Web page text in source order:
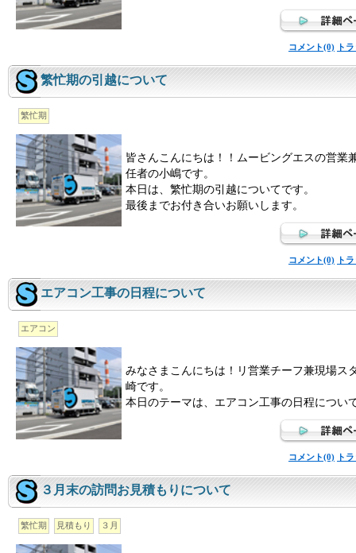
コメント(0) ト
繁忙期の引越について
繁忙期
皆さんこんにちは！！ムービングエスの営業
任者の小嶋です。
本日は、繁忙期の引越についてです。
最後までお付き合いお願いします。
コメント(0) ト
エアコン工事の日程について
エアコン
みなさまこんにちは！リ営業チーフ兼現場ス
崎です。
本日のテーマは、エアコン工事の日程につい
コメント(0) ト
３月末の訪問お見積もりについて
繁忙期 見積もり ３月